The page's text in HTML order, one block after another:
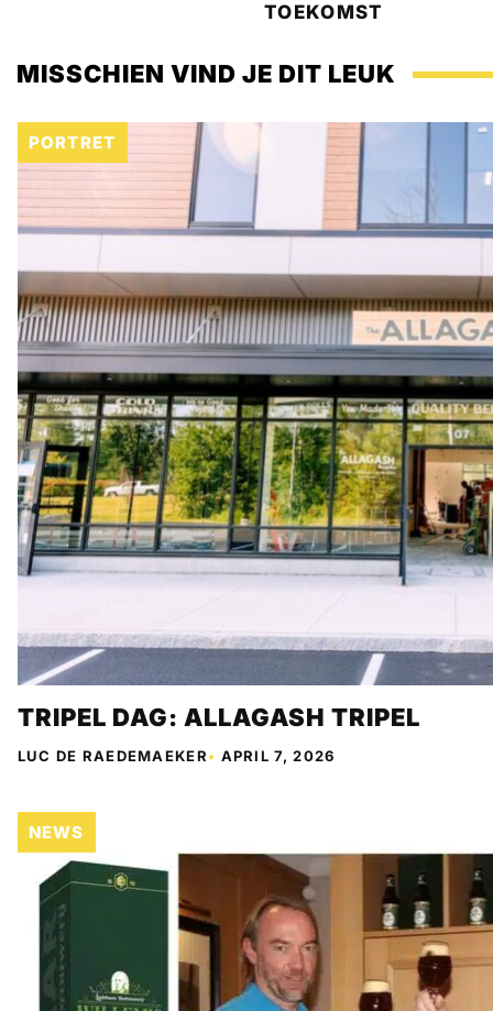
TOEKOMST
MISSCHIEN VIND JE DIT LEUK
PORTRET
TRIPEL DAG: ALLAGASH TRIPEL
LUC DE RAEDEMAEKER• APRIL 7, 2026
NEWS